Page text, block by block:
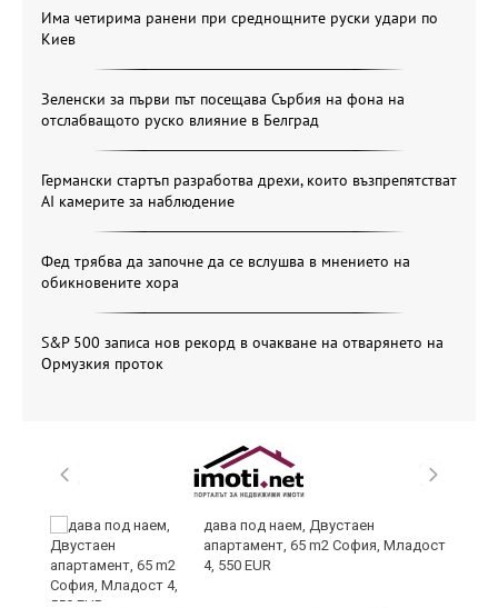
Има четирима ранени при среднощните руски удари по
Киев
Зеленски за първи път посещава Сърбия на фона на
отслабващото руско влияние в Белград
Германски стартъп разработва дрехи, които възпрепятстват
AI камерите за наблюдение
Фед трябва да започне да се вслушва в мнението на
обикновените хора
S&P 500 записа нов рекорд в очакване на отварянето на
Ормузкия проток
дава под наем, Двустаен
апартамент, 65 m2 София, Младост
4, 550 EUR